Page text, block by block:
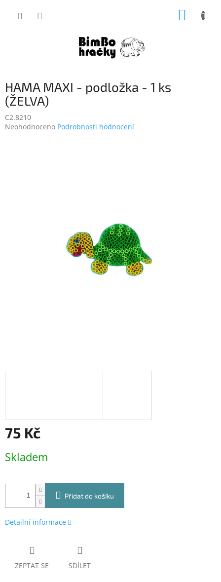
HAMA MAXI - podložka - 1 ks
(ŽELVA)
C2.8210
Průměrné
Neohodnoceno Podrobnosti hodnocení
75 Kč
cena:
Skladem
Přidat do košíku
Detailní informace
ZEPTAT SE SDÍLET